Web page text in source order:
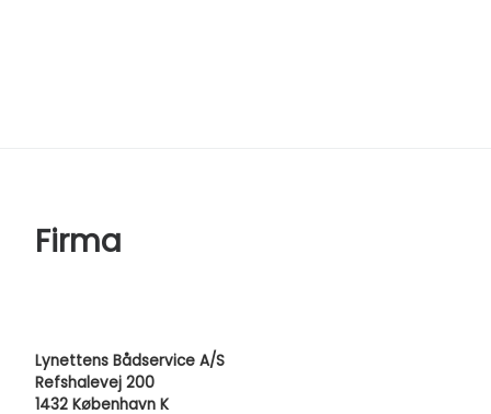
Firma
Lynettens Bådservice A/S
Refshalevej 200
1432 København K